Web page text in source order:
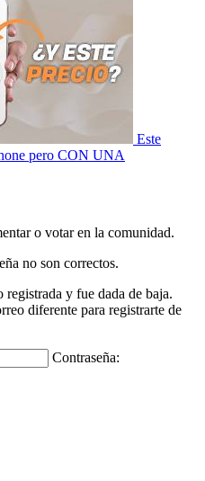
Este
pero CON UNA
o votar en la comunidad.
no son correctos.
y fue dada de baja.
diferente para registrarte de
Contraseña: